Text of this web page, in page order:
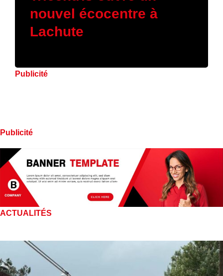
nouvel écocentre à
Lachute
Publicité
Publicité
ACTUALITÉS